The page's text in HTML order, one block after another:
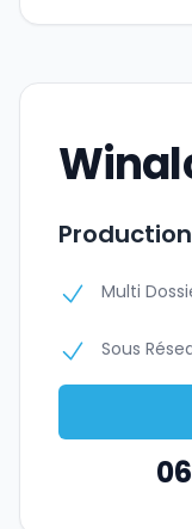
Production
Multi
Sous